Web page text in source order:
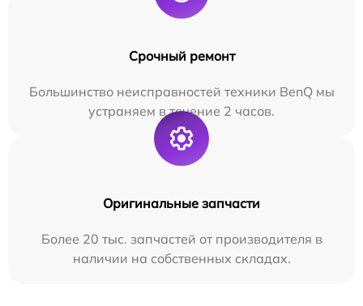
Срочный ремонт
Большинство неисправностей техники BenQ мы
устраняем в течение 2 часов.
Оригинальные запчасти
Более 20 тыс. запчастей от производителя в
наличии на собственных складах.